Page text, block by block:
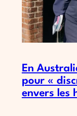
En
pour «
envers les